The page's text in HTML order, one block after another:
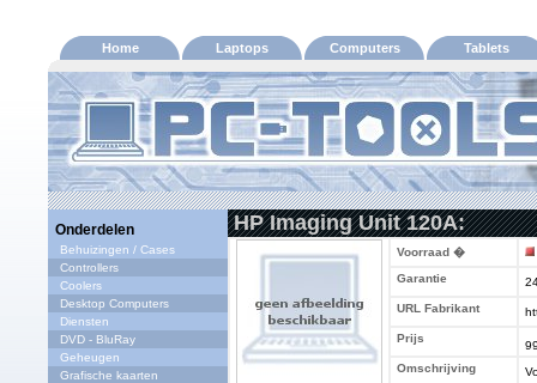
Home Laptops Computers Tablets
Onderdelen
Behuizingen / Cases
Controllers
Coolers
Desktop Computers
Diensten
DVD - BluRay
Geheugen
Grafische kaarten
HP Imaging Unit 120A:
Voorraad �
Garantie
URL Fabrikant
Prijs
Omschrijving